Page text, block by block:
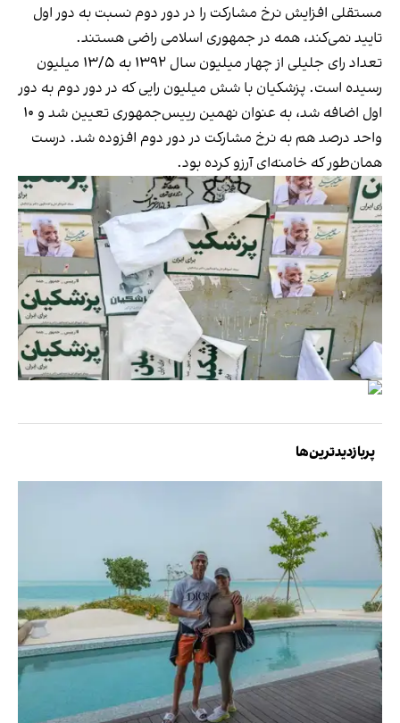
مستقلی افزایش نرخ مشارکت را در دور دوم نسبت به دور اول
تایید نمی‌کند، همه در جمهوری اسلامی راضی هستند.
تعداد رای جلیلی از چهار میلیون سال ۱۳۹۲ به ۱۳/۵ میلیون
رسیده است. پزشکیان با شش میلیون رایی که در دور دوم به دور
اول اضافه شد، به عنوان نهمین رییس‌جمهوری تعیین شد و ۱۰
واحد درصد هم به نرخ مشارکت در دور دوم افزوده شد. درست
همان‌طور که خامنه‌ای آرزو کرده بود.
پربازدیدترین‌ها